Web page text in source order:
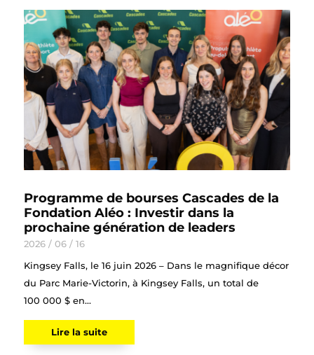
Programme de bourses Cascades de la
Fondation Aléo : Investir dans la
prochaine génération de leaders
2026 / 06 / 16
Kingsey Falls, le 16 juin 2026 – Dans le magnifique décor
du Parc Marie-Victorin, à Kingsey Falls, un total de
100 000 $ en...
Lire la suite